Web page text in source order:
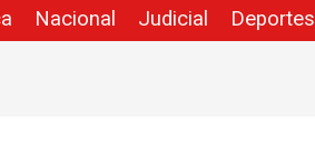
Nacional Judicial Deportes